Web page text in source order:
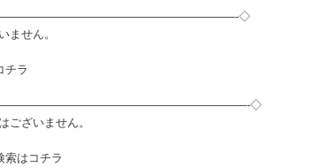
◇
ません。
チラ
◇
ございません。
索は コチラ